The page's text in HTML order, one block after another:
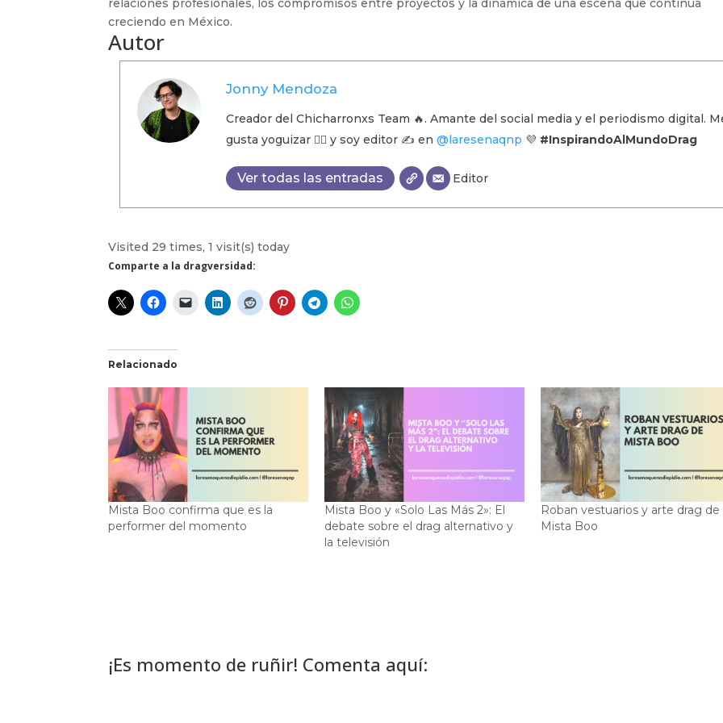
relaciones profesionales, los compromisos entre proyectos y la dinámica de una escena que continúa
creciendo en México.
Autor
Jonny Mendoza
Creador del Chicharronxs Team 🔥. Amante del social media y el periodismo digital.
gusta yoguizar 🧘‍♂️ y soy editor ✍️ en@laresenaqnp 💜 #InspirandoAlMundoDrag
Ver todas las entradas Editor
Visited 29 times, 1 visit(s) today
Comparte a la dragversidad:
Relacionado
Mista Boo confirma que es la
performer del momento
Mista Boo y «Solo Las Más 2»: El
debate sobre el drag alternativo y
la televisión
Roban vestuarios y arte drag de
Mista Boo
¡Es momento de ruñir! Comenta aquí: